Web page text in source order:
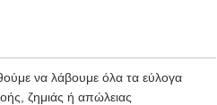
να λάβουμε όλα τα εύλογα
ζημιάς ή απώλειας